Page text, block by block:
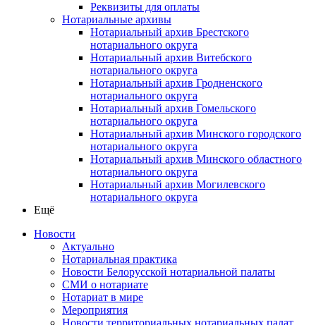
Реквизиты для оплаты
Нотариальные архивы
Нотариальный архив Брестского
нотариального округа
Нотариальный архив Витебского
нотариального округа
Нотариальный архив Гродненского
нотариального округа
Нотариальный архив Гомельского
нотариального округа
Нотариальный архив Минского городского
нотариального округа
Нотариальный архив Минского областного
нотариального округа
Нотариальный архив Могилевского
нотариального округа
Ещё
Новости
Актуально
Нотариальная практика
Новости Белорусской нотариальной палаты
СМИ о нотариате
Нотариат в мире
Мероприятия
Новости территориальных нотариальных палат